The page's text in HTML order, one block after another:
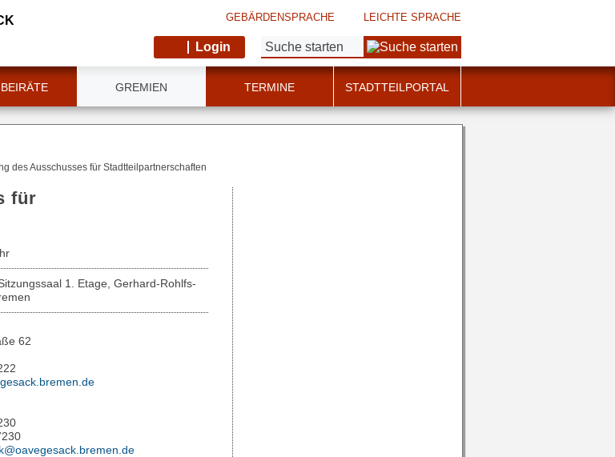
GEBÄRDENSPRACHE LEICHTE SPRACHE
Login Suche:
GREMIEN TERMINE STADTTEILPORTAL
des Ausschusses für Stadtteilpartnerschaften
für
1. Etage, Gerhard-Rohlfs-
62